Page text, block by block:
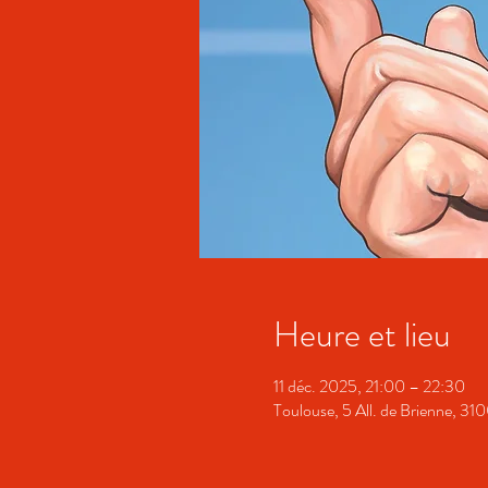
Heure et lieu
11 déc. 2025, 21:00 – 22:30
Toulouse, 5 All. de Brienne,